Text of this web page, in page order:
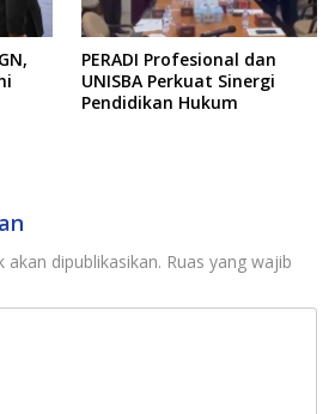
PERADI Profesional dan
UNISBA Perkuat Sinergi
Pendidikan Hukum
dipublikasikan. Ruas yang wajib